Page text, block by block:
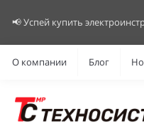
📢 Успей купить
О компании Блог